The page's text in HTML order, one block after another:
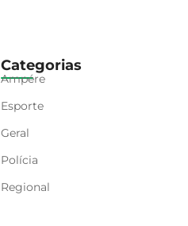
Categorias
Ampére
Esporte
Geral
Polícia
Regional